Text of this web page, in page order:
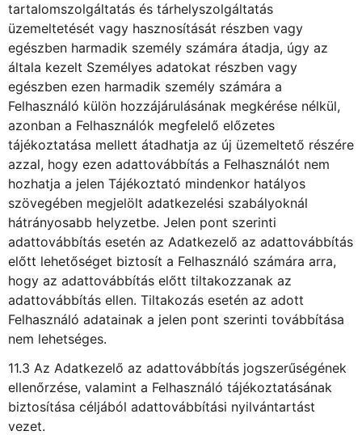
tartalomszolgáltatás és tárhelyszolgáltatás
üzemeltetését vagy hasznosítását részben vagy
egészben harmadik személy számára átadja, úgy az
általa kezelt Személyes adatokat részben vagy
egészben ezen harmadik személy számára a
Felhasználó külön hozzájárulásának megkérése nélkül,
azonban a Felhasználók megfelelő előzetes
tájékoztatása mellett átadhatja az új üzemeltető részére
azzal, hogy ezen adattovábbítás a Felhasználót nem
hozhatja a jelen Tájékoztató mindenkor hatályos
szövegében megjelölt adatkezelési szabályoknál
hátrányosabb helyzetbe. Jelen pont szerinti
adattovábbítás esetén az Adatkezelő az adattovábbítás
előtt lehetőséget biztosít a Felhasználó számára arra,
hogy az adattovábbítás előtt tiltakozzanak az
adattovábbítás ellen. Tiltakozás esetén az adott
Felhasználó adatainak a jelen pont szerinti továbbítása
nem lehetséges.
11.3 Az Adatkezelő az adattovábbítás jogszerűségének
ellenőrzése, valamint a Felhasználó tájékoztatásának
biztosítása céljából adattovábbítási nyilvántartást
vezet.